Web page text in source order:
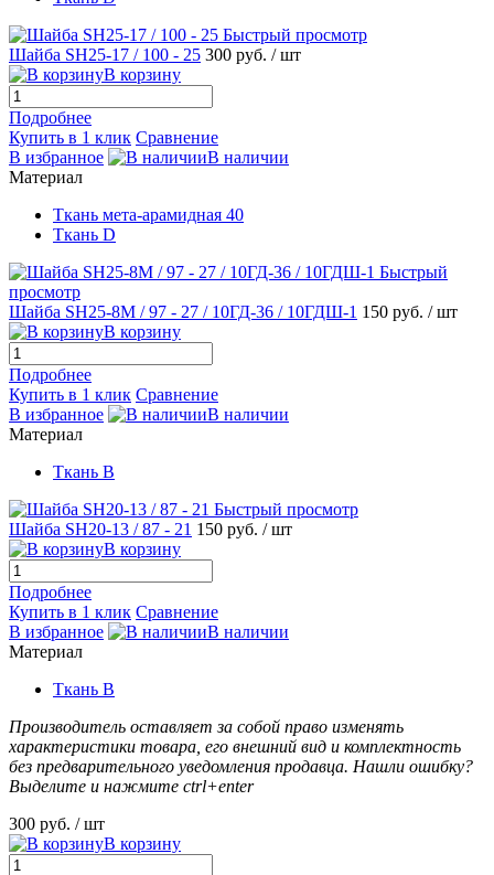
Быстрый просмотр
Шайба SH25-17 / 100 - 25 300 руб. / шт
В корзину
Подробнее
Купить в 1 клик Сравнение
В избранное
В наличии
Материал
Ткань мета-арамидная 40
Ткань D
Быстрый
просмотр
Шайба SH25-8М / 97 - 27 / 10ГД-36 / 10ГДШ-1 150 руб. / шт
В корзину
Подробнее
Купить в 1 клик Сравнение
В избранное
В наличии
Материал
Ткань B
Быстрый просмотр
Шайба SH20-13 / 87 - 21 150 руб. / шт
В корзину
Подробнее
Купить в 1 клик Сравнение
В избранное
В наличии
Материал
Ткань B
Производитель оставляет за собой право изменять
характеристики товара, его внешний вид и комплектность
без предварительного уведомления продавца. Нашли ошибку?
Выделите и нажмите ctrl+enter
300 руб. / шт
В корзину